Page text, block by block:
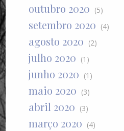
outubro 2020 (5)
setembro 2020 (4)
agosto 2020 (2)
julho 2020 (1)
junho 2020 (1)
maio 2020 (3)
abril 2020 (3)
março 2020 (4)